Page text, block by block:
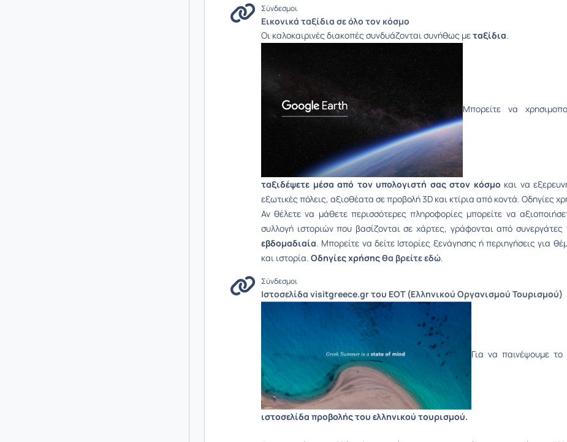
Σύνδεσμοι
Εικονικά ταξίδια σε όλο τον κόσμο
Οι καλοκαιρινές διακοπές συνδυάζονται συνήθως μεταξίδια.
Μπορείτε να
ταξιδέψετε μέσα από τον υπολογιστή σας στον κόσμο και να
εξωτικές πόλεις, αξιοθέατα σε προβολή 3D και κτίρια από κοντά. Οδηγίες
Αν θέλετε να μάθετε περισσότερες πληροφορίες μπορείτε να
συλλογή ιστοριών που βασίζονται σε χάρτες, γράφονται από
εβδομαδιαία. Μπορείτε να δείτε Ιστορίες ξενάγησης ή περιηγήσεις για
και ιστορία. Οδηγίες χρήσηςθα βρείτε εδώ.
Σύνδεσμοι
Iστοσελίδα visitgreece.gr του ΕΟΤ (Ελληνικού Οργανισμού Τουρισμού)
Για να παινέψουμε
ιστοσελίδα προβολής του ελληνικού τουρισμού.